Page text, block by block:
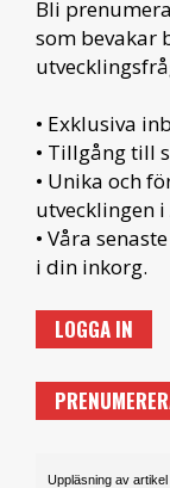
Bli
som bevakar
• Exklusiva
• Tillgång till
• Unika och
utvecklingen
• Våra
i din inkorg.
LOGGA IN
Uppläsning av artikel